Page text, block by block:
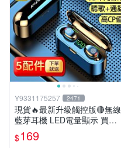
Y9331175257 2471
現貨🔥最新升級觸控版🔴無線
藍芽耳機 LED電量顯示 買一
送五 超強續航🔋蘋果安卓都
可 防潑水運動耳機【HSA0
$169